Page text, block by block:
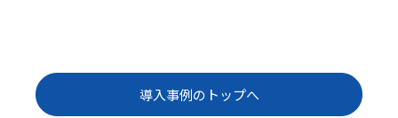
導入事例のトップへ